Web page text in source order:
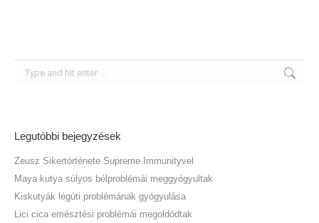
Legutóbbi bejegyzések
Zeusz Sikertörténete Supreme Immunityvel
Maya kutya súlyos bélproblémái meggyógyultak
Kiskutyák légúti problémának gyógyulása
Lici cica emésztési problémái megoldódtak